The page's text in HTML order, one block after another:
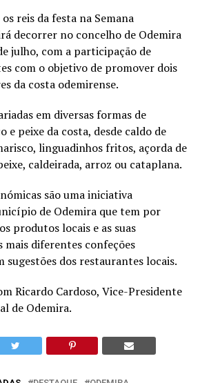
reis da festa na Semana
decorrer no concelho de Odemira
julho, com a participação de
com o objetivo de promover dois
da costa odemirense.
em diversas formas de
e peixe da costa, desde caldo de
linguadinhos fritos, açorda de
caldeirada, arroz ou cataplana.
são uma iniciativa
de Odemira que tem por
produtos locais e as suas
mais diferentes confeções
sugestões dos restaurantes locais.
Ricardo Cardoso, Vice-Presidente
de Odemira.